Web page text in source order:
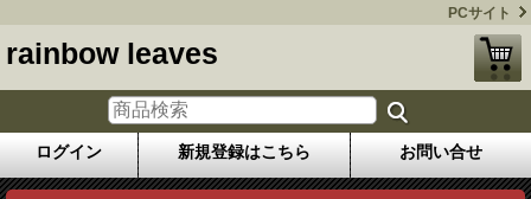
PCサイト
rainbow leaves
ログイン 新規登録はこちら お問い合せ